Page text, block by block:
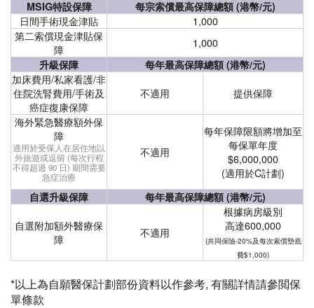
MSIG特設保障 每宗索償最高保障總額 (港幣/元)
日間手術現金津貼
1,000
第二索償現金津貼保
障
1,000
升級保障 每年最高保障總額 (港幣/元)
加床費用/私家看護/非
住院洗腎費用/手術及
癌症復康保障
不適用
提供保障
海外緊急醫療額外保
障
適用於受保人在居住地以
外旅遊或逗留 (每次行程
不得超過 90 日) 期間需要
急症治療
不適用
每年保障限額將增加至
每保單年度
$6,000,000
(適用於C計劃)
自選升級保障 每年最高保障總額 (港幣/元)
自選附加額外醫療保
障
不適用
根據病房級別
高達600,000
(共同保險-20%及每次索償墊底
費$1,000)
*以上為自願醫保計劃部份資料以作參考, 有關詳情請參閲保
單條款